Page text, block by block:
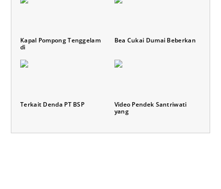
Kapal Pompong Tenggelam
di
Bea Cukai Dumai Beberkan
Terkait Denda PT BSP
Video Pendek Santriwati
yang